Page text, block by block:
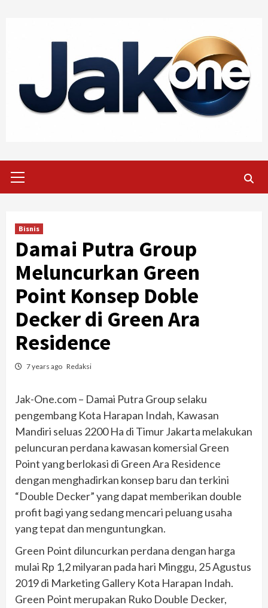
Menu
Bisnis
Damai Putra Group
Meluncurkan Green
Point Konsep Doble
Decker di Green Ara
Residence
7 years ago Redaksi
Jak-One.com – Damai Putra Group selaku
pengembang Kota Harapan Indah, Kawasan
Mandiri seluas 2200 Ha di Timur Jakarta melakukan
peluncuran perdana kawasan komersial Green
Point yang berlokasi di Green Ara Residence
dengan menghadirkan konsep baru dan terkini
“Double Decker” yang dapat memberikan double
profit bagi yang sedang mencari peluang usaha
yang tepat dan menguntungkan.
Green Point diluncurkan perdana dengan harga
mulai Rp 1,2 milyaran pada hari Minggu, 25 Agustus
2019 di Marketing Gallery Kota Harapan Indah.
Green Point merupakan Ruko Double Decker,